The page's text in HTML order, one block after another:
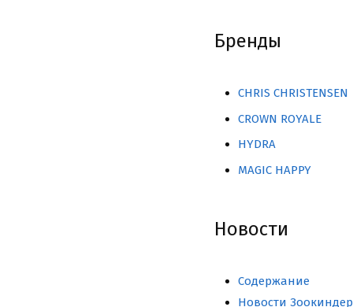
Бренды
CHRIS CHRISTENSEN
CROWN ROYALE
HYDRA
MAGIC HAPPY
Новости
Содержание
Новости Зоокиндер